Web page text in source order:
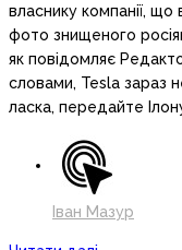
власнику компанії, що
фото знищеного
як повідомляє
словами, Tesla зараз
ласка, передайте
Іван Мазур